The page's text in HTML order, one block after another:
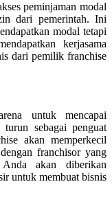
peminjaman modal
dari pemerintah. Ini
modal tetapi
kerjasama
dari pemilik franchise
untuk mencapai
sebagai penguat
akan memperkecil
franchisor yang
akan diberikan
untuk membuat bisnis